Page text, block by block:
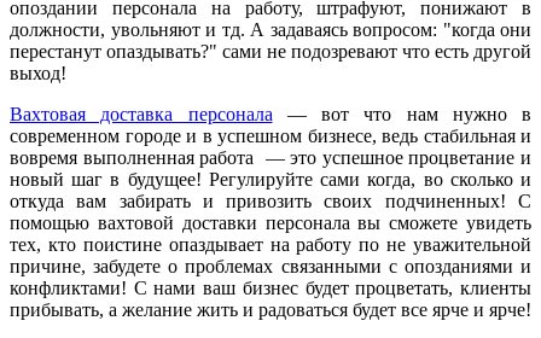
опоздании персонала на работу, штрафуют, понижают в
должности, увольняют и тд. А задаваясь вопросом: "когда они
перестанут опаздывать?" сами не подозревают что есть другой
выход!
Вахтовая доставка персонала — вот что нам нужно в
современном городе и в успешном бизнесе, ведь стабильная и
вовремя выполненная работа — это успешное процветание и
новый шаг в будущее! Регулируйте сами когда, во сколько и
откуда вам забирать и привозить своих подчиненных! С
помощью вахтовой доставки персонала вы сможете увидеть
тех, кто поистине опаздывает на работу по не уважительной
причине, забудете о проблемах связанными с опозданиями и
конфликтами! С нами ваш бизнес будет процветать, клиенты
прибывать, а желание жить и радоваться будет все ярче и ярче!